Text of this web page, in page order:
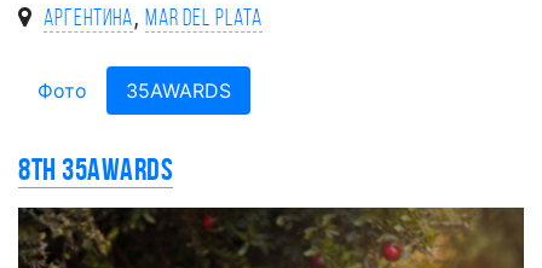
Аргентина, Mar del Plata
Фото 35AWARDS
8th 35AWARDS